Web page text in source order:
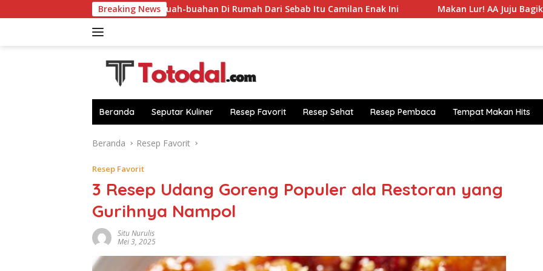
ke
Breaking News
Sulap Buah-buahan Di Rumah Dari Sebab Itu Camilan Enak Ini Makan Lur! AA Juju Bagikan Daftar 5
Beranda Seputar Kuliner Resep Favorit Resep Sehat Resep Pembaca Tempat Makan Hits
Beranda Resep Favorit
Resep Favorit
3 Resep Udang Goreng Populer ala Restoran yang
Gurihnya Nampol
Situ Nurulis
Mei 3, 2025